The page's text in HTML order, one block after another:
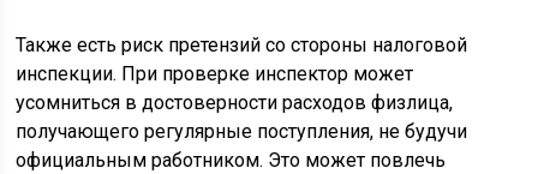
Также есть риск претензий со стороны налоговой
инспекции. При проверке инспектор может
усомниться в достоверности расходов физлица,
получающего регулярные поступления, не будучи
официальным работником. Это может повлечь